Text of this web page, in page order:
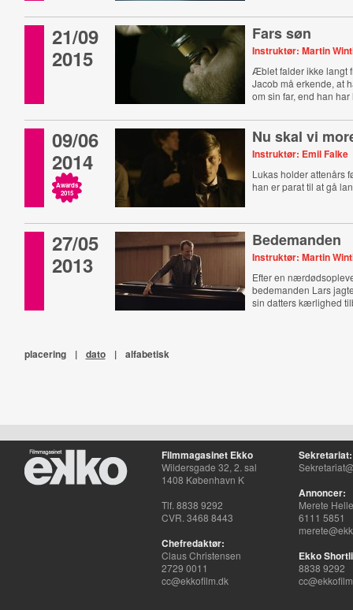
21/09
2015
Fars søn
Instruktør: Martin
Æblet falder ikke langt
Jacob må erkende, at
om sin far, end han har
09/06
2014
Awards
2015
Nu skal vi
Instruktør: Emil Falke
Lukas holder attenårs
han er parat til at gå
27/05
2013
Bedemanden
Instruktør: Martin
Efter en
bedemanden Lars
sin datters kærlighed
placering | dato | alfabetisk
Filmmagasinet Ekko
Wildersgade 32, 2. sal
1408 København K
Tlf. 8838 9292
CVR. 3468 8443
Chefredaktør:
Claus Christensen
2729 0011
cc@ekkofilm.dk
Sekretariat:
Annoncer:
Merete
6111 5851
Ekko
8838 9292